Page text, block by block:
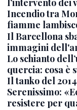
l’intervento dei
Incendio tra
fiamme
Il Barcellona
immagini
Lo schianto
quercia: cosa è
Il tanko del
Serenissimo:
resistere per